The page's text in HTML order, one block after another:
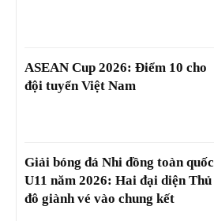
ASEAN Cup 2026: Điểm 10 cho
đội tuyển Việt Nam
Giải bóng đá Nhi đồng toàn quốc
U11 năm 2026: Hai đại diện Thủ
đô giành vé vào chung kết